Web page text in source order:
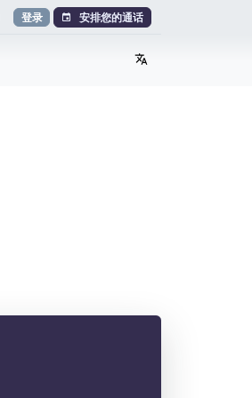
登录 安排您的通话